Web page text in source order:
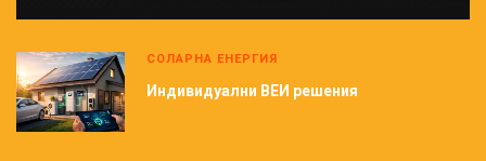
СОЛАРНА ЕНЕРГИЯ
Индивидуални ВЕИ решения